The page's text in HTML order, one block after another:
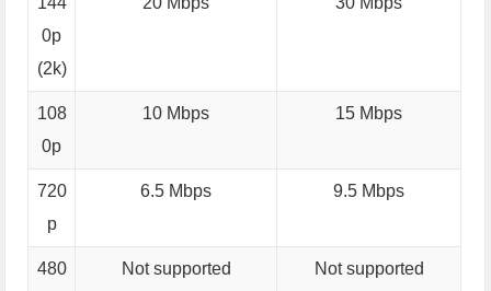
0p
(2k)
108
0p
10 Mbps 15 Mbps
720
p
6.5 Mbps 9.5 Mbps
480
Not supported Not supported